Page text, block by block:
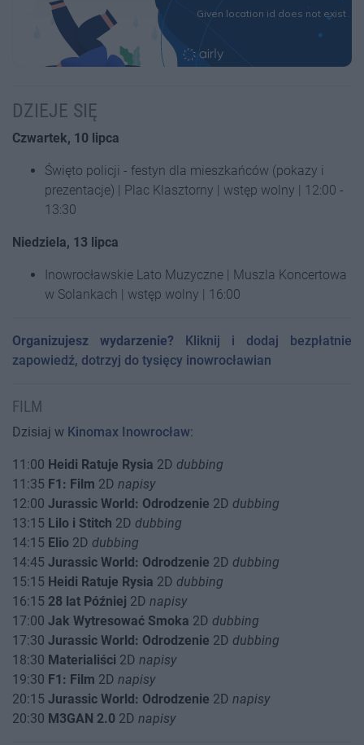
DZIEJE SIĘ
Czwartek, 10 lipca
Święto policji - festyn dla mieszkańców (pokazy i
prezentacje) | Plac Klasztorny | wstęp wolny | 12:00 -
13:30
Niedziela, 13 lipca
Inowrocławskie Lato Muzyczne | Muszla Koncertowa
w Solankach | wstęp wolny | 16:00
Organizujesz wydarzenie? Kliknij i dodaj bezpłatnie
zapowiedź, dotrzyj do tysięcy inowrocławian
FILM
Dzisiaj w Kinomax Inowrocław:
11:00 Heidi Ratuje Rysia 2D dubbing
11:35 F1: Film 2D napisy
12:00 Jurassic World: Odrodzenie 2D dubbing
13:15 Lilo i Stitch 2D dubbing
14:15 Elio 2D dubbing
14:45 Jurassic World: Odrodzenie 2D dubbing
15:15 Heidi Ratuje Rysia 2D dubbing
16:15 28 lat Później 2D napisy
17:00 Jak Wytresować Smoka 2D dubbing
17:30 Jurassic World: Odrodzenie 2D dubbing
18:30 Materialiści 2D napisy
19:30 F1: Film 2D napisy
20:15 Jurassic World: Odrodzenie 2D napisy
20:30 M3GAN 2.0 2D napisy